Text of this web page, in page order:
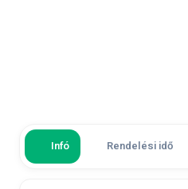
Infó Rendelési idő